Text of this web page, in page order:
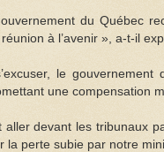
du Québec
à l’avenir », a-t-il
le
une compensation
aller devant les tribunaux
la perte subie par notre